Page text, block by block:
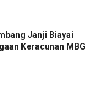
Janji Biayai
Keracunan MBG